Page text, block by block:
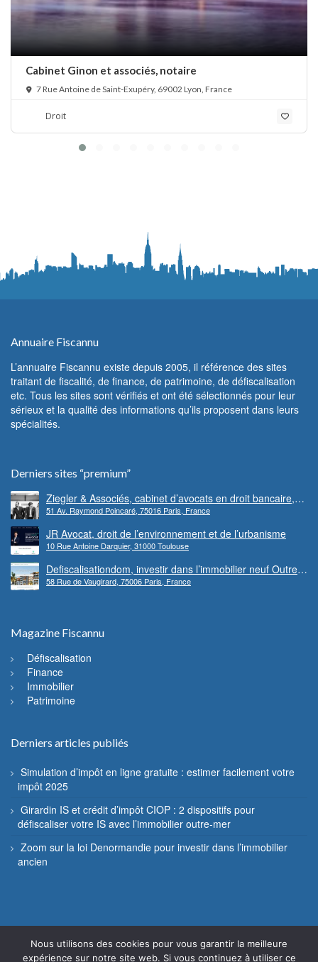
Cabinet Ginon et associés, notaire
7 Rue Antoine de Saint-Exupéry, 69002 Lyon, France
Droit
Annuaire Fiscannu
L’annuaire Fiscannu existe depuis 2005, il référence des sites
traitant de fiscalité, de finance, de patrimoine, de défiscalisation
etc. Tous les sites sont vérifiés et ont été sélectionnés pour leur
sérieux et la qualité des informations qu’ils proposent dans leurs
spécialités.
Derniers sites “premium”
Ziegler & Associés, cabinet d’avocats en droit bancaire,
cryptomonnaie et escroqueries financières
51 Av. Raymond Poincaré, 75016 Paris, France
JR Avocat, droit de l’environnement et de l’urbanisme
10 Rue Antoine Darquier, 31000 Toulouse
Defiscalisationdom, investir dans l’immobilier neuf Outre-
mer
58 Rue de Vaugirard, 75006 Paris, France
Magazine Fiscannu
Défiscalisation
Finance
Immobilier
Patrimoine
Derniers articles publiés
Simulation d’impôt en ligne gratuite : estimer facilement votre
impôt 2025
Girardin IS et crédit d’impôt CIOP : 2 dispositifs pour
défiscaliser votre IS avec l’immobilier outre-mer
Zoom sur la loi Denormandie pour investir dans l’immobilier
ancien
© Fiscannu 2005 - 2022 - Reproduction interdite
Nous utilisons des cookies pour vous garantir la meilleure
expérience sur notre site web. Si vous continuez à utiliser ce